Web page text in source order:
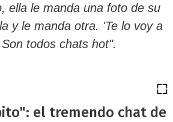
ella le manda una foto de su
y le manda otra. 'Te lo voy a
todos chats hot".
el tremendo chat de